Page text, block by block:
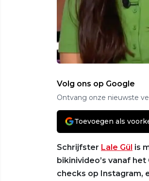
Volg ons op Google
Ontvang onze nieuwste
Toevoegen als
Schrijfster Lale Gül is
bikinivideo’s vanaf
checks op Instagram,